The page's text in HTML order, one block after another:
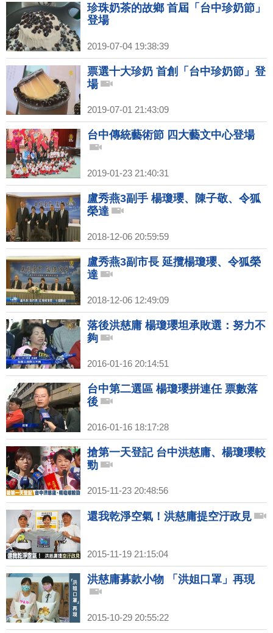
珍珠奶茶的故鄉 首屆「台中珍奶節」
登場
2019-07-04 19:38:39
票選十大珍奶 首創「台中珍奶節」登
場
2019-07-01 21:43:09
台中傳統藝術節 四大藝文中心登場
2019-01-23 21:40:31
盧秀燕3副手 楊瓊瓔、陳子敬、令狐
榮達
2018-12-06 20:59:59
盧秀燕3副市長 延攬楊瓊瓔、令狐榮
達
2018-12-06 12:49:09
落後洪慈庸 楊瓊瓔坦承敗選：努力不
夠
2016-01-16 20:14:51
台中第二選區 楊瓊瓔拼連任 票數落
後
2016-01-16 18:17:28
搶第一天登記 台中洪慈庸、楊瓊瓔較
勁
2015-11-23 20:48:56
還我乾淨空氣！洪慈庸提空汙政見
2015-11-19 21:15:04
洪慈庸募款小物 「洪姐口罩」再現
2015-10-29 20:55:22